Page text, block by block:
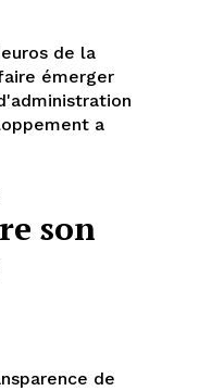
de la
émerger
a
son
de